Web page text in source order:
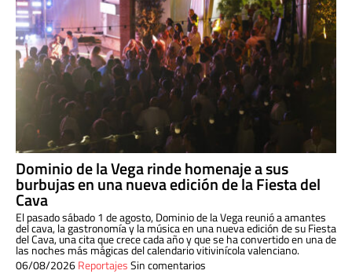
Dominio de la Vega rinde homenaje a sus
burbujas en una nueva edición de la Fiesta del
Cava
El pasado sábado 1 de agosto, Dominio de la Vega reunió a amantes
del cava, la gastronomía y la música en una nueva edición de su Fiesta
del Cava, una cita que crece cada año y que se ha convertido en una de
las noches más mágicas del calendario vitivinícola valenciano.
06/08/2026ReportajesSin comentarios